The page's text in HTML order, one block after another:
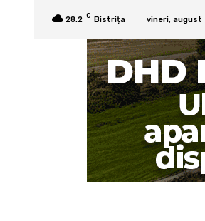
28.2 C Bistrița vineri, august